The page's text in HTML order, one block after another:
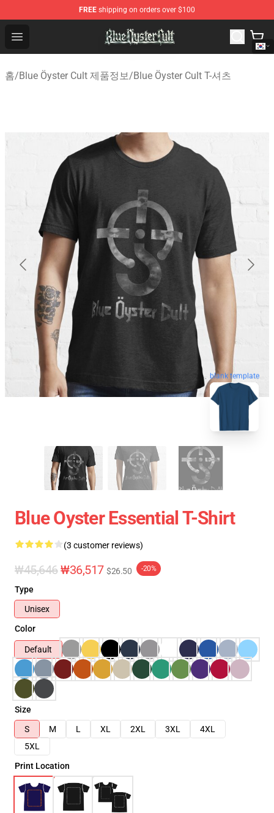
FREE shipping on orders over $100
Open menu
Blue Öyster Cult Store - Official Blue Öyster Cult
홈/Blue Öyster Cult 제품정보/Blue Öyster Cult T-셔츠
blank template
Blue Oyster Essential T-Shirt
(3 customer reviews)
₩45,646₩36,517 $26.50 -20%
Type
Unisex
Color
Default
Size
S
M L XL 2XL 3XL
4XL
5XL
Print Location